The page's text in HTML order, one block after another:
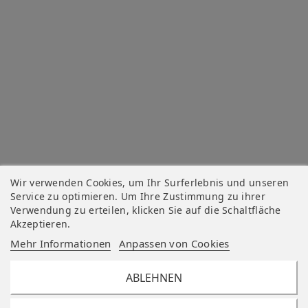
Wir verwenden Cookies, um Ihr Surferlebnis und unseren
Service zu optimieren. Um Ihre Zustimmung zu ihrer
Verwendung zu erteilen, klicken Sie auf die Schaltfläche
Akzeptieren.
Mehr Informationen Anpassen von Cookies
ABLEHNEN